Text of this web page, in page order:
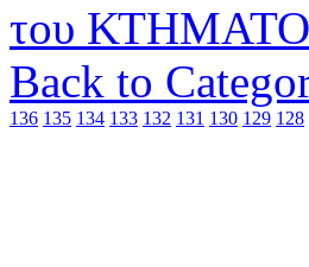
του
Back to
136 135 134 133 132 131 130 129 128